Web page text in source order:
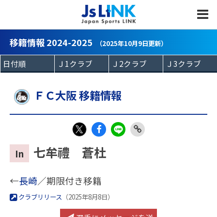
移籍情報 2024-2025 （2025年10月9日更新）
ＦＣ大阪 移籍情報
Fac
eb
k
In 七牟禮 蒼杜
←長崎／期限付き移籍
クラブリリース （2025年8月8日）